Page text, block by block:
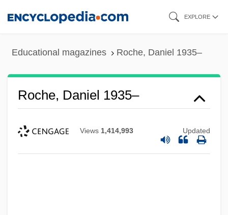
EXPLORE
Educational magazines Roche, Daniel 1935–
Roche, Daniel 1935–
Views 1,414,993 Updated